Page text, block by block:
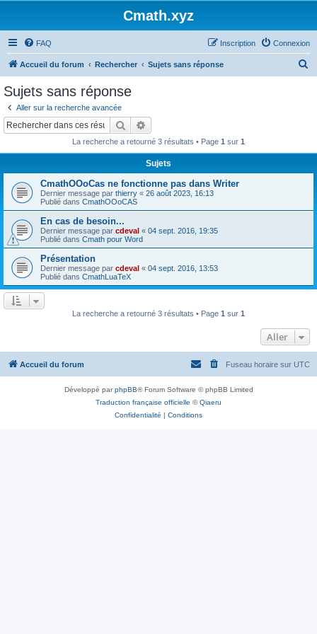
Cmath.xyz
FAQ Connexion
Inscription
Accueil du forum Rechercher Sujets sans réponse
Sujets sans réponse
Aller sur la recherche avancée
Rechercher
La recherche a retourné 3 résultats • Page 1 sur 1
Sujets
CmathOOoCas ne fonctionne pas dans Writer
Dernier message par thierry « 26 août 2023, 16:13
Publié dans CmathOOoCAS
En cas de besoin...
Dernier message par cdeval « 04 sept. 2016, 19:35
Publié dans Cmath pour Word
Présentation
Dernier message par cdeval « 04 sept. 2016, 13:53
Publié dans CmathLuaTeX
La recherche a retourné 3 résultats • Page 1 sur 1
Aller
Accueil du forum Fuseau horaire sur UTC
Développé parphpBB® Forum Software © phpBB Limited
Traduction française officielle ©Qiaeru
Confidentialité | Conditions